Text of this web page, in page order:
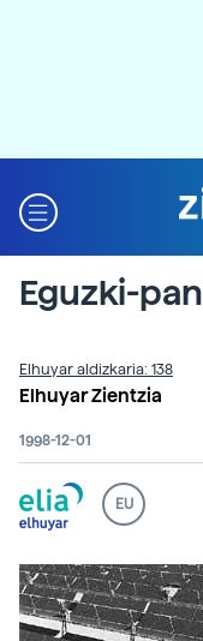
Eguzki-
Elhuyar aldizkaria: 138
Elhuyar Zientzia
1998-12-01
EU